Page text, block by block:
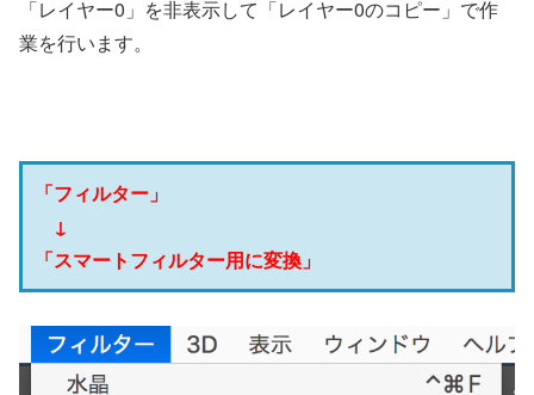
「レイヤー0」を非表示して「レイヤー0のコピー」で作
業を行います。
「フィルター」
↓
「スマートフィルター用に変換」